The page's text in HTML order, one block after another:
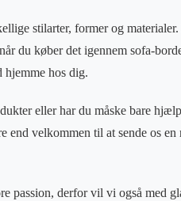
stilarter, former og
du køber det igennem sofa-
hjemme hos dig.
eller har du måske bare
velkommen til at sende os
passion, derfor vil vi også